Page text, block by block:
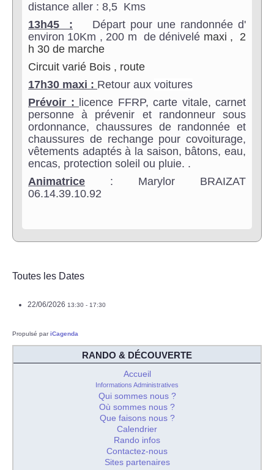
distance aller : 8,5 Kms
13h45 :
Départ pour une randonnée d'
environ 10Km , 200 m de dénivelé maxi , 2
h 30 de marche
Circuit varié Bois , route
17h30 maxi : Retour aux voitures
Prévoir :
licence FFRP, carte vitale, carnet
personne à prévenir et randonneur sous
ordonnance, chaussures de randonnée et
chaussures de rechange pour covoiturage,
vêtements adaptés à la saison, bâtons, eau,
encas, protection soleil ou pluie. .
Animatrice : Marylor BRAIZAT
06.14.39.10.92
Toutes les Dates
22/06/2026 13:30 - 17:30
Propulsé pariCagenda
RANDO & DÉCOUVERTE
Accueil
Informations Administratives
Qui sommes nous ?
Où sommes nous ?
Que faisons nous ?
Calendrier
Rando infos
Contactez-nous
Sites partenaires